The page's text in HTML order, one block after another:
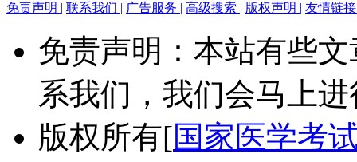
免责声明 | 联系我们 | 广告服务 | 高级搜索 | 版权声明 | 友情链
免责声明：本站有些
系我们，我们会马上
版权所有[国家医学考